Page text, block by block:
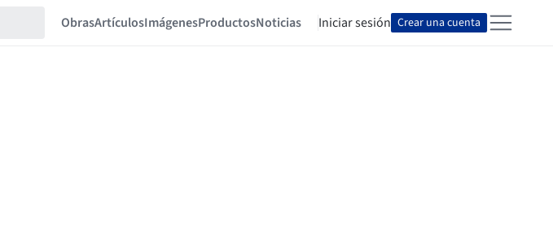
ObrasArtículosImágenesProductosNoticias Iniciar sesión Crear una cuenta